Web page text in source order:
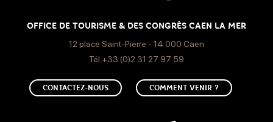
OFFICE DE TOURISME & DES CONGRÈS CAEN LA MER
12 place Saint-Pierre - 14 000 Caen
Tél.+33 (0)2 31 27 97 59
CONTACTEZ-NOUS COMMENT VENIR ?